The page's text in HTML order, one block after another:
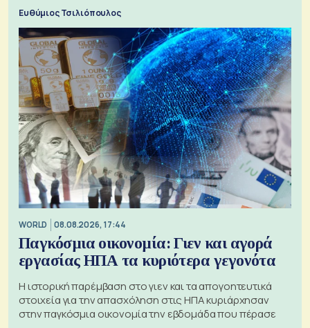
Ευθύμιος Τσιλιόπουλος
WORLD 08.08.2026, 17:44
Παγκόσμια οικονομία: Γιεν και αγορά
εργασίας ΗΠΑ τα κυριότερα γεγονότα
Η ιστορική παρέμβαση στο γιεν και τα απογοητευτικά
στοιχεία για την απασχόληση στις ΗΠΑ κυριάρχησαν
στην παγκόσμια οικονομία την εβδομάδα που πέρασε